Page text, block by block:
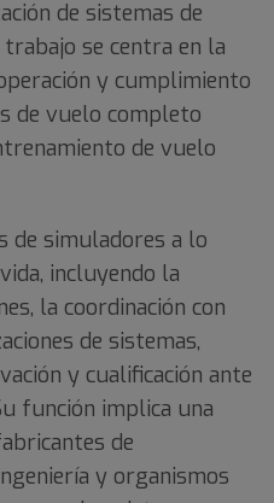
de sistemas de
se centra en la
y cumplimiento
de vuelo completo
de vuelo
de simuladores a lo
incluyendo la
la coordinación con
de sistemas,
y cualificación ante
función implica una
de
y organismos